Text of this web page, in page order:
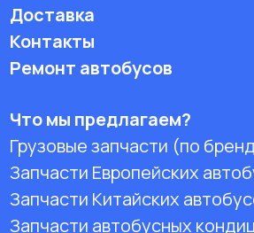
Доставка
Контакты
Ремонт автобусов
Что мы предлагаем?
Грузовые запчасти (по
Запчасти Европейских
Запчасти Китайских
Запчасти автобусных